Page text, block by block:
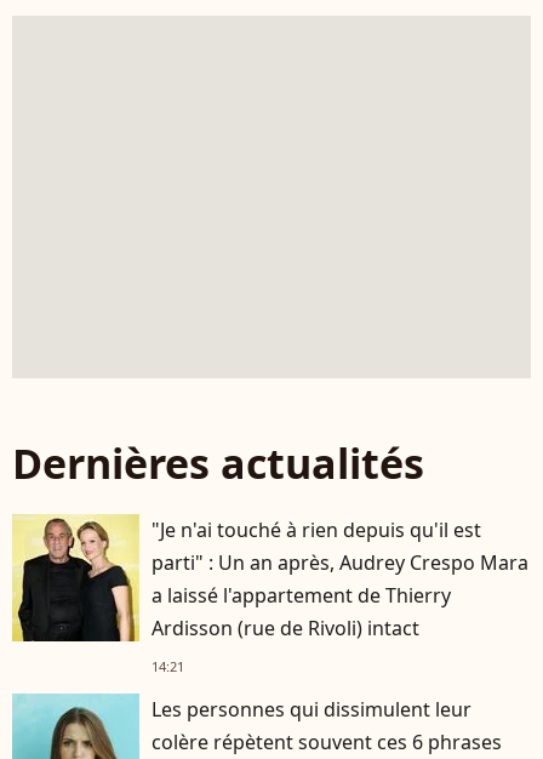
Dernières actualités
"Je n'ai touché à rien depuis qu'il est
parti" : Un an après, Audrey Crespo Mara
a laissé l'appartement de Thierry
Ardisson (rue de Rivoli) intact
14:21
Les personnes qui dissimulent leur
colère répètent souvent ces 6 phrases